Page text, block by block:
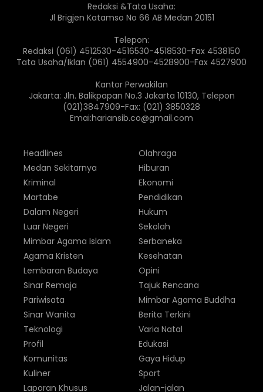
Redaksi &Tata Usaha:
Jl Brigjen Katamso No 66 AB Medan 20151
Telepon:
Redaksi (061) 4512530-4516530-4518530-Fax 4538150
Tata Usaha/Iklan (061) 4554900-4528900-Fax 4527900
Kantor Perwakilan
Jakarta: Jln. Balikpapan No.3 Jakarta 10130, Telepon
(021)3847909-Fax: (021) 3850328
Emai:hariansib.co@gmail.com
Headlines
Medan Sekitarnya
Kriminal
Martabe
Dalam Negeri
Luar Negeri
Olahraga
Hiburan
Ekonomi
Pendidikan
Hukum
Sekolah
Mimbar Agama Islam
Agama Kristen
Lembaran Budaya
Sinar Remaja
Pariwisata
Sinar Wanita
Serbaneka
Kesehatan
Opini
Tajuk Rencana
Mimbar Agama Buddha
Berita Terkini
Teknologi
Profil
Komunitas
Kuliner
Laporan Khusus
Varia Natal
Edukasi
Gaya Hidup
Sport
Jalan-jalan